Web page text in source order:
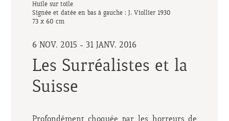
Huile sur toile
Signée et datée en bas à gauche : J. Viollier 1930
73 x 60 cm
6 NOV. 2015 - 31 JANV. 2016
Les Surréalistes et la
Suisse